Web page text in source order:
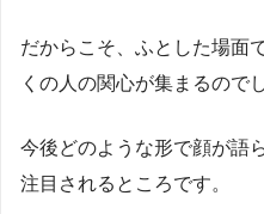
だからこそ、ふとした場面
くの人の関心が集まるので
今後どのような形で顔が語
注目されるところです。